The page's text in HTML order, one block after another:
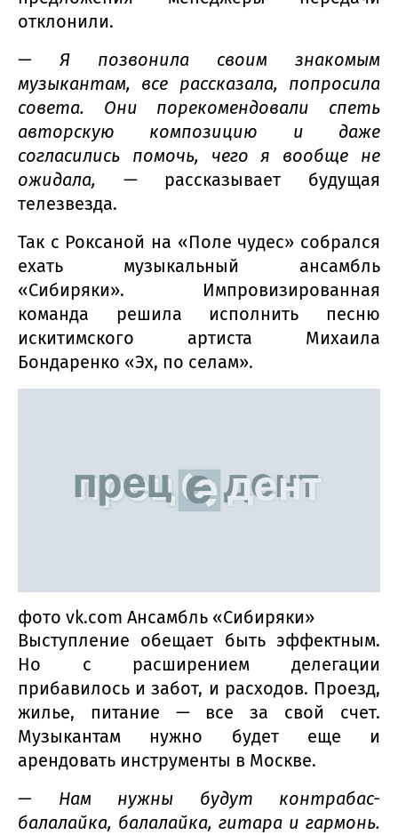
отклонили.
— Я позвонила своим знакомым
музыкантам, все рассказала, попросила
совета. Они порекомендовали спеть
авторскую композицию и даже
согласились помочь, чего я вообще не
ожидала, — рассказывает будущая
телезвезда.
Так с Роксаной на «Поле чудес» собрался
ехать музыкальный ансамбль
«Сибиряки». Импровизированная
команда решила исполнить песню
искитимского артиста Михаила
Бондаренко «Эх, по селам».
фото vk.com Ансамбль «Сибиряки»
Выступление обещает быть эффектным.
Но с расширением делегации
прибавилось и забот, и расходов. Проезд,
жилье, питание — все за свой счет.
Музыкантам нужно будет еще и
арендовать инструменты в Москве.
— Нам нужны будут контрабас-
балалайка, балалайка, гитара и гармонь.